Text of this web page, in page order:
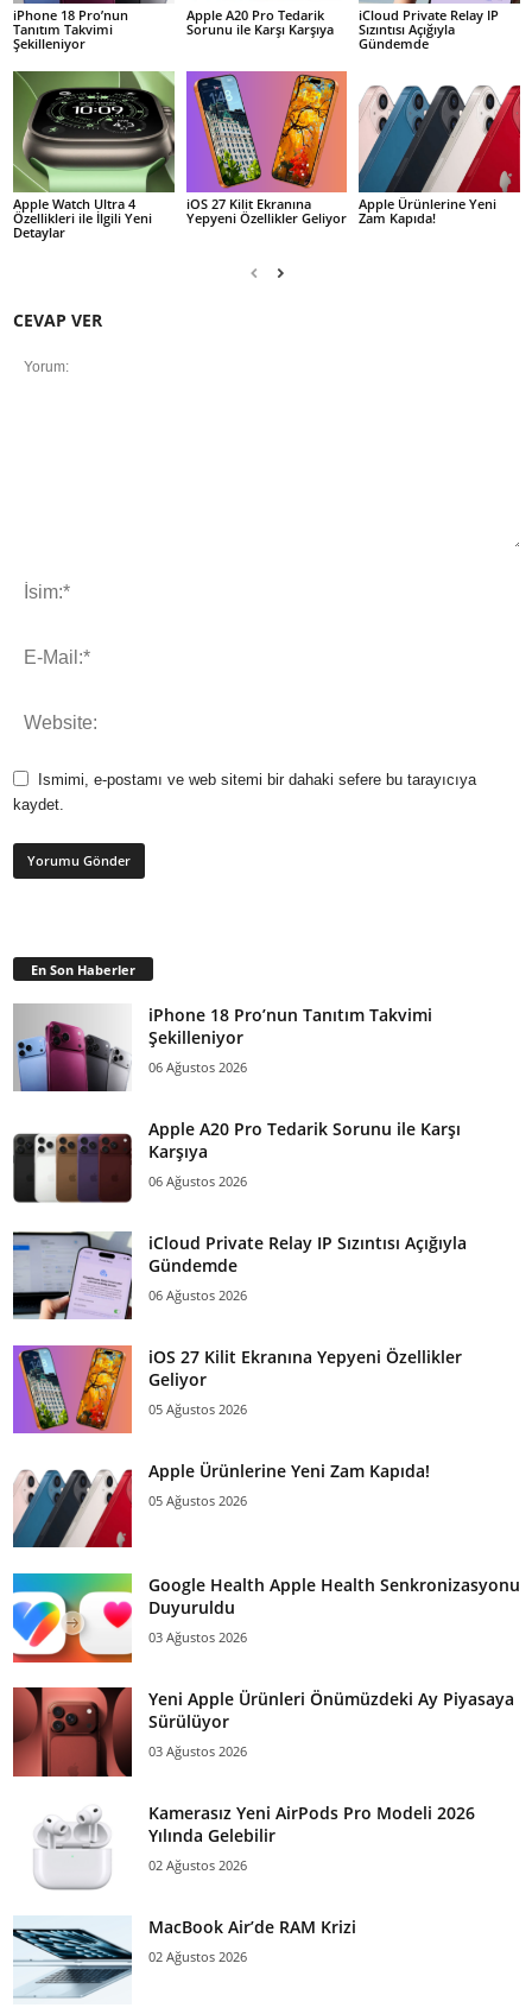
iPhone 18 Pro’nun
Tanıtım Takvimi
Şekilleniyor
Apple A20 Pro Tedarik
Sorunu ile Karşı Karşıya
iCloud Private Relay IP
Sızıntısı Açığıyla
Gündemde
Apple Watch Ultra 4
Özellikleri ile İlgili Yeni
Detaylar
iOS 27 Kilit Ekranına
Yepyeni Özellikler Geliyor
Apple Ürünlerine Yeni
Zam Kapıda!
CEVAP VER
Ismimi, e-postamı ve web sitemi bir dahaki sefere bu tarayıcıya
kaydet.
En Son Haberler
iPhone 18 Pro’nun Tanıtım Takvimi
Şekilleniyor
06 Ağustos 2026
Apple A20 Pro Tedarik Sorunu ile Karşı
Karşıya
06 Ağustos 2026
iCloud Private Relay IP Sızıntısı Açığıyla
Gündemde
06 Ağustos 2026
iOS 27 Kilit Ekranına Yepyeni Özellikler
Geliyor
05 Ağustos 2026
Apple Ürünlerine Yeni Zam Kapıda!
05 Ağustos 2026
Google Health Apple Health Senkronizasyonu
Duyuruldu
03 Ağustos 2026
Yeni Apple Ürünleri Önümüzdeki Ay Piyasaya
Sürülüyor
03 Ağustos 2026
Kamerasız Yeni AirPods Pro Modeli 2026
Yılında Gelebilir
02 Ağustos 2026
MacBook Air’de RAM Krizi
02 Ağustos 2026